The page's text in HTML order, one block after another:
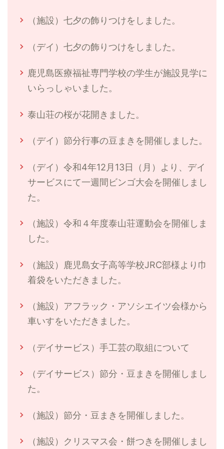
（施設）七夕の飾りつけをしました。
（デイ）七夕の飾りつけをしました。
鹿児島医療福祉専門学校の学生が施設見学に
いらっしゃいました。
泰山荘の桜が花開きました。
（デイ）節分行事の豆まきを開催しました。
（デイ）令和4年12月13日（月）より、デイ
サービスにて一週間ビンゴ大会を開催しまし
た。
（施設）令和４年度泰山荘運動会を開催しま
した。
（施設）鹿児島女子高等学校JRC部様より巾
着袋をいただきました。
（施設）アフラック・アソシエイツ会様から
車いすをいただきました。
（デイサービス）手工芸の取組について
（デイサービス）節分・豆まきを開催しまし
た。
（施設）節分・豆まきを開催しました。
（施設）クリスマス会・餅つきを開催しまし